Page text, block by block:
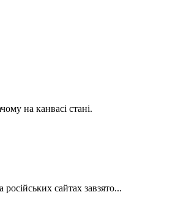
на канвасі стані.
сайтах завзято...